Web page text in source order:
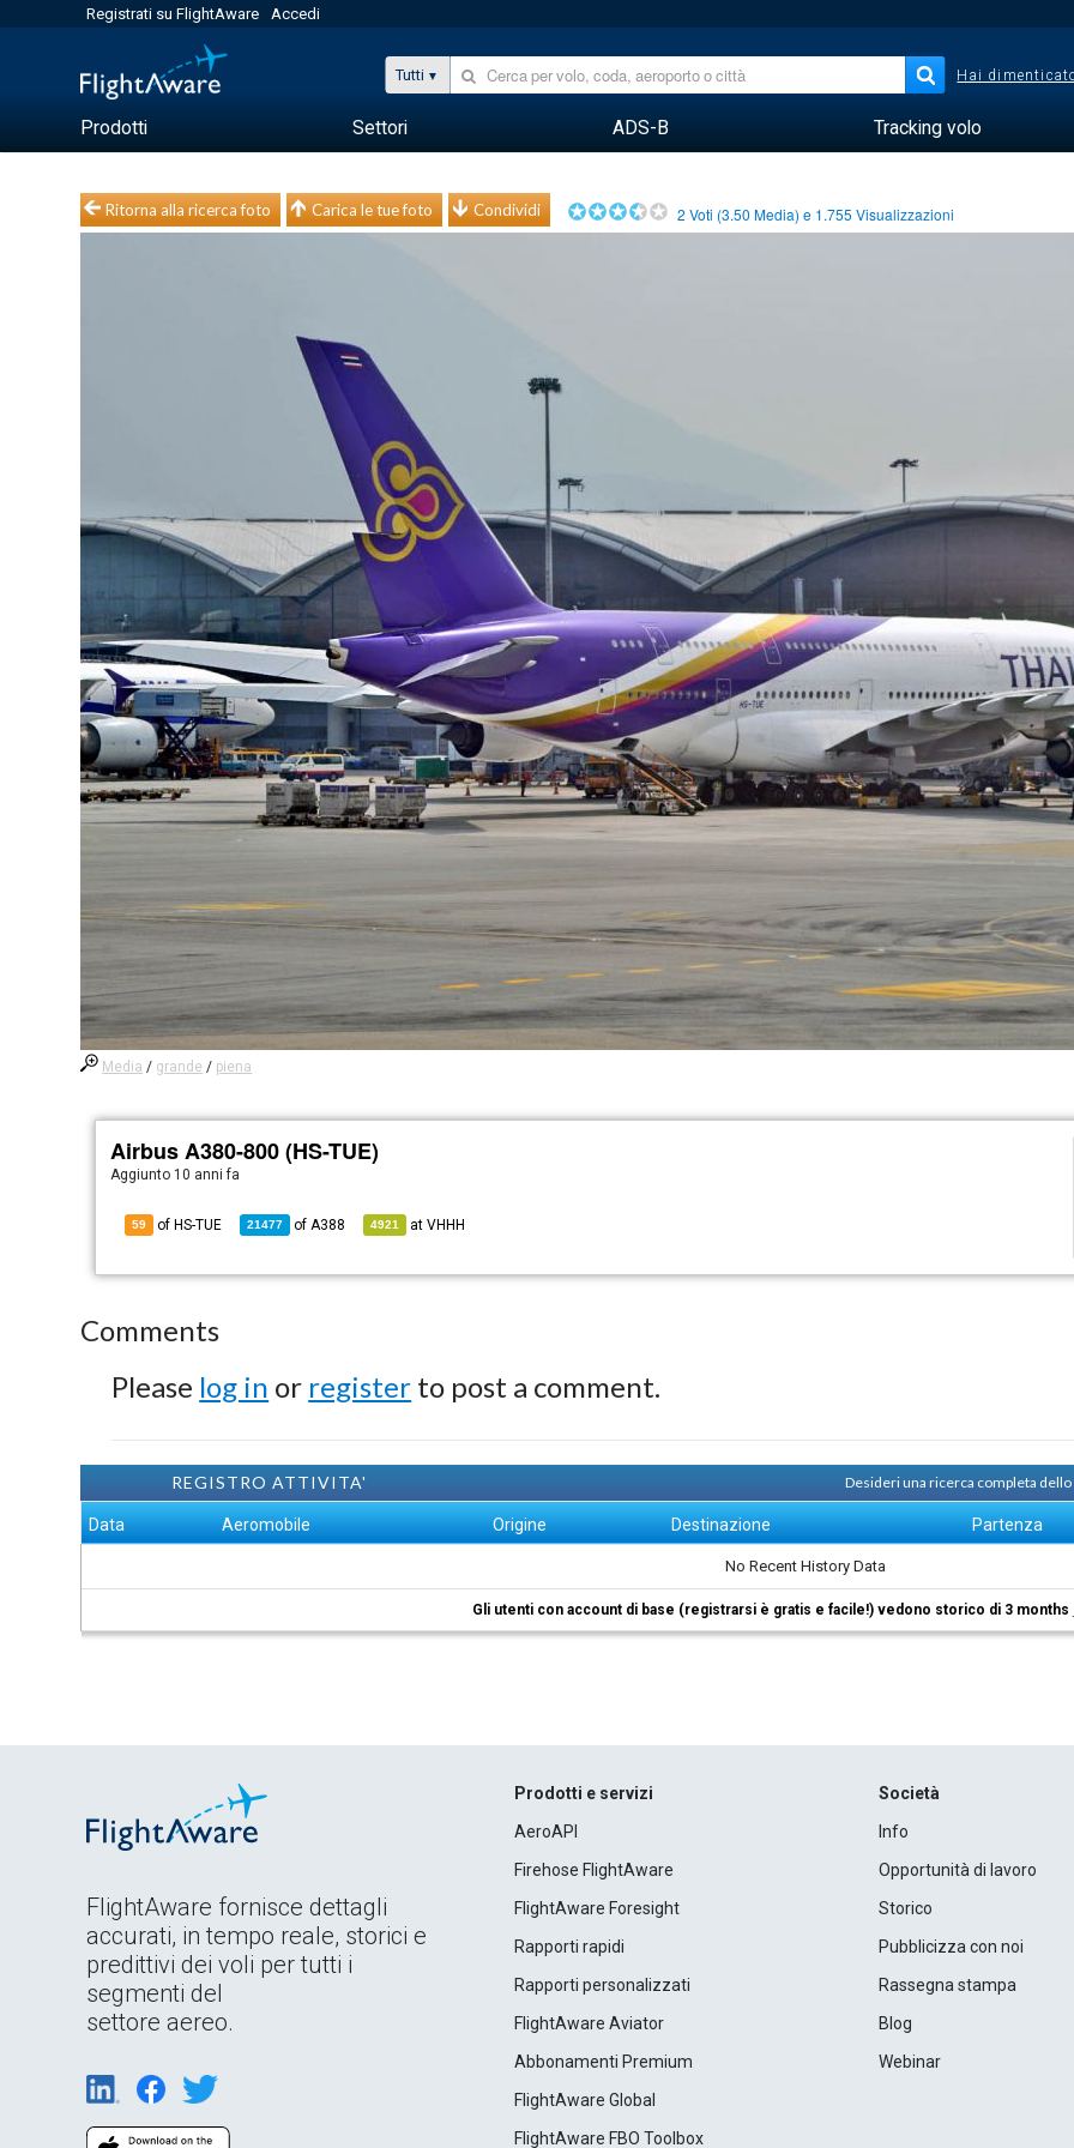
Registrati su FlightAware Accedi
Tutti Hai
Prodotti Settori ADS-B Tracking volo
Ritorna alla ricerca foto Carica le tue foto Condividi 2 Voti (3.50 Media) e 1.755 Visualizzazioni
Media / grande / piena
Airbus A380-800 (HS-TUE)
Aggiunto 10 anni fa
59 of HS-TUE 21477 ofA388 4921 atVHHH
Comments
Please log in or register to post a comment.
REGISTRO ATTIVITA' Desideri una ricerca completa
Data Aeromobile Origine Destinazione Partenza
No Recent History Data
Gli utenti con account di base (registrarsi è gratis e facile!) vedono storico di 3 months
FlightAware fornisce dettagli
accurati, in tempo reale, storici e
predittivi dei voli per tutti i
segmenti del
settore aereo.
Prodotti e servizi
AeroAPI
Firehose FlightAware
FlightAware Foresight
Rapporti rapidi
Rapporti personalizzati
FlightAware Aviator
Abbonamenti Premium
FlightAware Global
FlightAware FBO Toolbox
Società
Info
Opportunità di lavoro
Storico
Pubblicizza con noi
Rassegna stampa
Blog
Webinar